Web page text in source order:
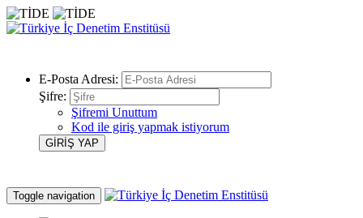
E-Posta Adresi:
Şifre:
Şifremi Unuttum
Kod ile giriş yapmak istiyorum
Toggle navigation